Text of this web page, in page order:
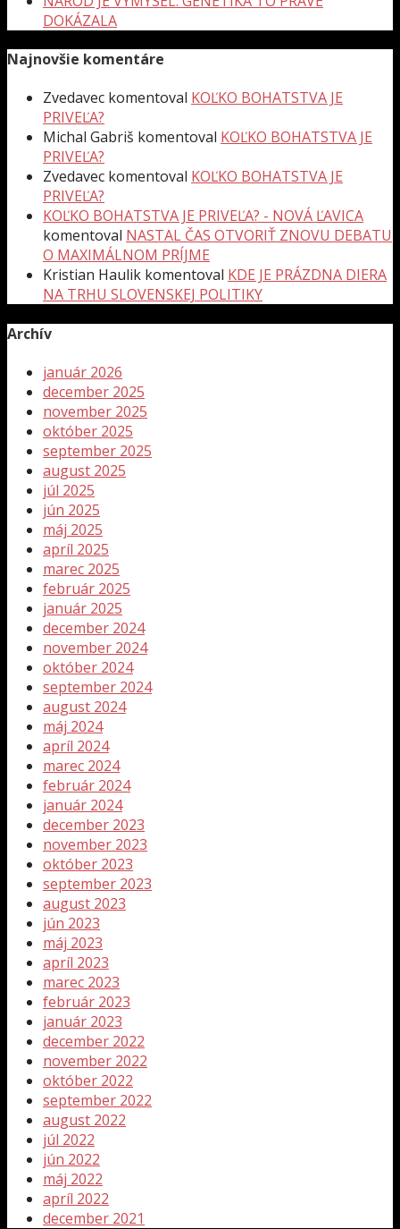
DOKÁZALA
Najnovšie komentáre
Zvedavec komentoval KOĽKO BOHATSTVA JE
PRIVEĽA?
Michal Gabriš komentoval KOĽKO BOHATSTVA JE
PRIVEĽA?
Zvedavec komentoval KOĽKO BOHATSTVA JE
PRIVEĽA?
KOĽKO BOHATSTVA JE PRIVEĽA? - NOVÁ ĽAVICA
komentoval NASTAL ČAS OTVORIŤ ZNOVU DEBATU
O MAXIMÁLNOM PRÍJME
Kristian Haulik komentoval KDE JE PRÁZDNA DIERA
NA TRHU SLOVENSKEJ POLITIKY
Archív
január 2026
december 2025
november 2025
október 2025
september 2025
august 2025
júl 2025
jún 2025
máj 2025
apríl 2025
marec 2025
február 2025
január 2025
december 2024
november 2024
október 2024
september 2024
august 2024
máj 2024
apríl 2024
marec 2024
február 2024
január 2024
december 2023
november 2023
október 2023
september 2023
august 2023
jún 2023
máj 2023
apríl 2023
marec 2023
február 2023
január 2023
december 2022
november 2022
október 2022
september 2022
august 2022
júl 2022
jún 2022
máj 2022
apríl 2022
december 2021